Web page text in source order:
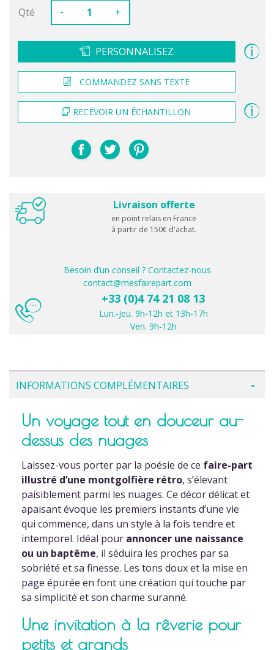
Qté - +
PERSONNALISEZ
COMMANDEZ SANS TEXTE
RECEVOIR UN ÉCHANTILLON
Livraison offerte
en point relais en France
à partir de 150€ d'achat.
Besoin d’un conseil ? Contactez-nous
contact@mesfairepart.com
+33 (0)4 74 21 08 13
Lun.-Jeu. 9h-12h et 13h-17h
Ven. 9h-12h
INFORMATIONS COMPLÉMENTAIRES
Un voyage tout en douceur au-
dessus des nuages
Laissez-vous porter par la poésie de ce faire-part
illustré d’une montgolfière rétro, s’élevant
paisiblement parmi les nuages. Ce décor délicat et
apaisant évoque les premiers instants d’une vie
qui commence, dans un style à la fois tendre et
intemporel. Idéal pour annoncer une naissance
ou un baptême, il séduira les proches par sa
sobriété et sa finesse. Les tons doux et la mise en
page épurée en font une création qui touche par
sa simplicité et son charme suranné.
Une invitation à la rêverie pour
petits et grands